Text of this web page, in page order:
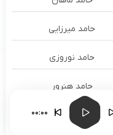
حامد میرزایی
حامد نوروزی
حامد هنرور
حامد یوسفی 00:00